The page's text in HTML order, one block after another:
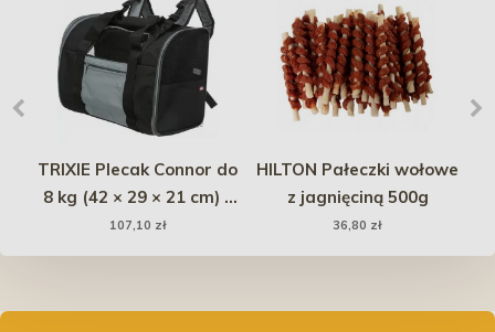
TRIXIE Plecak Connor do
8 kg (42 × 29 × 21 cm) -
czarny / szary
107,10 zł
HILTON Pałeczki wołowe
z jagnięciną 500g
36,80 zł